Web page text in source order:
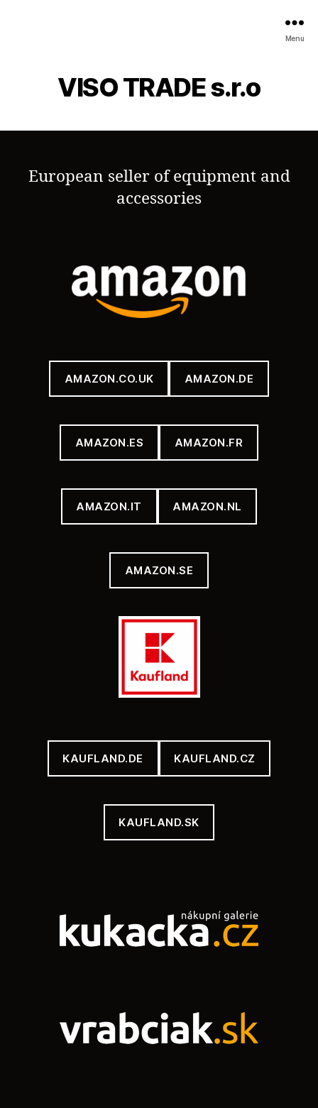
Menu
VISO TRADE s.r.o
European seller of equipment and
accessories
AMAZON.CO.UK AMAZON.DE
AMAZON.ES AMAZON.FR
AMAZON.IT AMAZON.NL
AMAZON.SE
KAUFLAND.DE KAUFLAND.CZ
KAUFLAND.SK